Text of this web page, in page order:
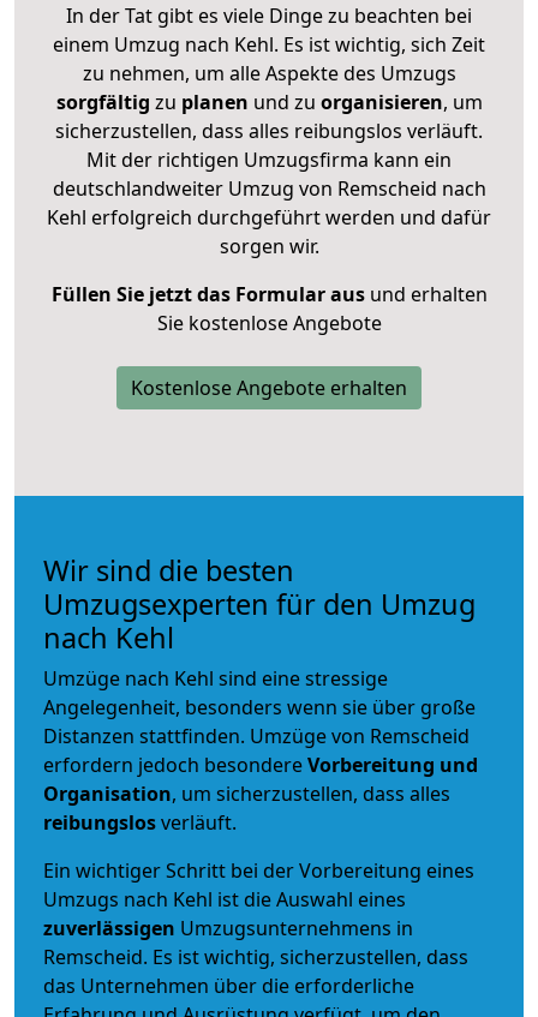
In der Tat gibt es viele Dinge zu beachten bei
einem Umzug nach Kehl. Es ist wichtig, sich Zeit
zu nehmen, um alle Aspekte des Umzugs
sorgfältig zu planen und zu organisieren, um
sicherzustellen, dass alles reibungslos verläuft.
Mit der richtigen Umzugsfirma kann ein
deutschlandweiter Umzug von Remscheid nach
Kehl erfolgreich durchgeführt werden und dafür
sorgen wir.
Füllen Sie jetzt das Formular ausund erhalten
Sie kostenlose Angebote
Kostenlose Angebote erhalten
Wir sind die besten
Umzugsexperten für den Umzug
nach Kehl
Umzüge nach Kehl sind eine stressige
Angelegenheit, besonders wenn sie über große
Distanzen stattfinden. Umzüge von Remscheid
erfordern jedoch besondereVorbereitung und
Organisation, um sicherzustellen, dass alles
reibungslosverläuft.
Ein wichtiger Schritt bei der Vorbereitung eines
Umzugs nach Kehl ist die Auswahl eines
zuverlässigen Umzugsunternehmens in
Remscheid. Es ist wichtig, sicherzustellen, dass
das Unternehmen über die erforderliche